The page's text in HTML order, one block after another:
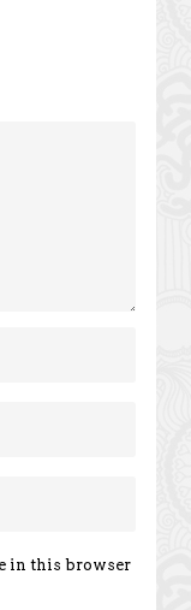
in this browser